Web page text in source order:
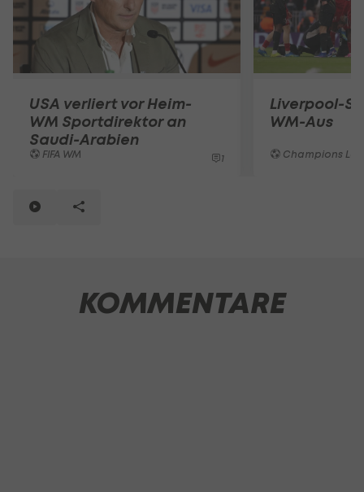
USA verliert vor Heim-
WM Sportdirektor an
Saudi-Arabien
FIFA WM 1
Liverpool-
WM-Aus
Champions
KOMMENTARE